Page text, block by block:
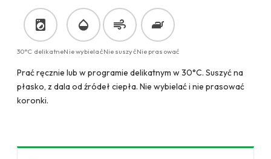
30°C delikatneNie wybielaćNie suszyćNie prasować
Prać ręcznie lub w programie delikatnym w 30°C. Suszyć na
płasko, z dala od źródeł ciepła. Nie wybielać i nie prasować
koronki.